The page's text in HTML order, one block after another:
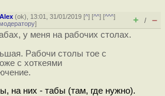
(ok), 13:01, 31/01/2019 [^] [^^] [^^^]
] + / –
у меня на рабочих столах.
Рабочи столы тое с
с хоткеями
на них - табы (там, где нужно).